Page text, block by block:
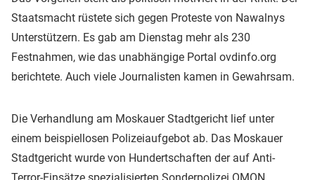
Staatsmacht rüstete sich gegen Proteste von Nawalnys
Unterstützern. Es gab am Dienstag mehr als 230
Festnahmen, wie das unabhängige Portal ovdinfo.org
berichtete. Auch viele Journalisten kamen in Gewahrsam.
Die Verhandlung am Moskauer Stadtgericht lief unter
einem beispiellosen Polizeiaufgebot ab. Das Moskauer
Stadtgericht wurde von Hundertschaften der auf Anti-